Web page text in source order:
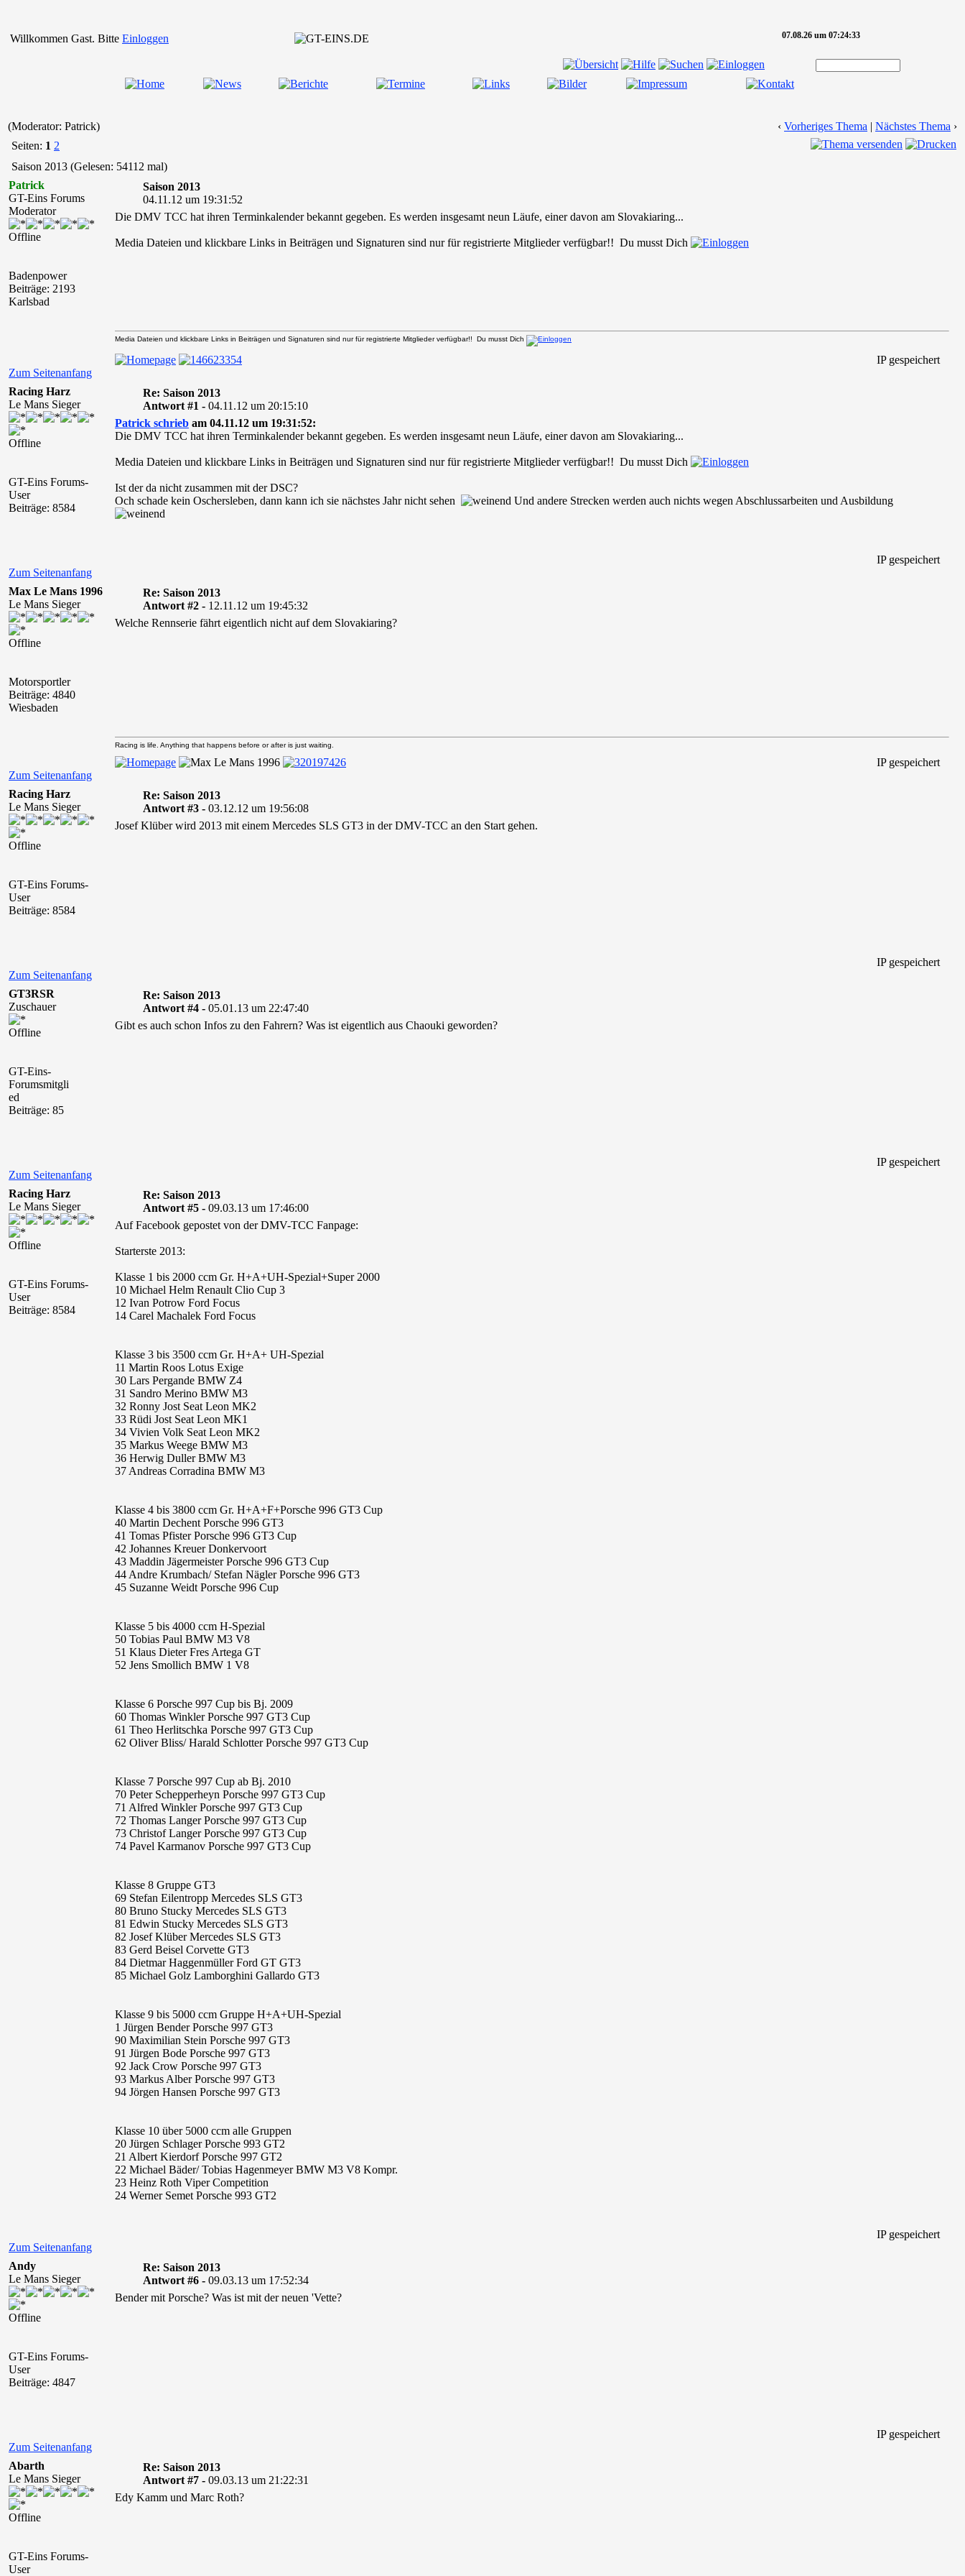
Willkommen Gast. Bitte Einloggen 07.08.26 um 07:24:33
(Moderator: Patrick) ‹ Vorheriges Thema | Nächstes Thema ›
Seiten: 1 2
Saison 2013 (Gelesen: 54112 mal)
Patrick
GT-Eins Forums
Moderator
Offline
Badenpower
Beiträge: 2193
Karlsbad
Saison 2013
04.11.12 um 19:31:52
Die DMV TCC hat ihren Terminkalender bekannt gegeben. Es werden insgesamt neun Läufe, einer davon am Slovakiaring...
Media Dateien und klickbare Links in Beiträgen und Signaturen sind nur für registrierte Mitglieder verfügbar!! Du musst Dich
Zum Seitenanfang
Media Dateien und klickbare Links in Beiträgen und Signaturen sind nur für registrierte Mitglieder verfügbar!! Du musst Dich
IP gespeichert
Racing Harz
Le Mans Sieger
Offline
GT-Eins Forums-
User
Beiträge: 8584
Re: Saison 2013
Antwort #1 - 04.11.12 um 20:15:10
Patrick schrieb am 04.11.12 um 19:31:52:
Die DMV TCC hat ihren Terminkalender bekannt gegeben. Es werden insgesamt neun Läufe, einer davon am Slovakiaring...
Media Dateien und klickbare Links in Beiträgen und Signaturen sind nur für registrierte Mitglieder verfügbar!! Du musst Dich
Ist der da nicht zusammen mit der DSC?
Och schade kein Oschersleben, dann kann ich sie nächstes Jahr nicht sehen
Und andere Strecken werden auch nichts wegen Abschlussarbeiten und Ausbildung
Zum Seitenanfang
IP gespeichert
Max Le Mans 1996
Le Mans Sieger
Offline
Motorsportler
Beiträge: 4840
Wiesbaden
Re: Saison 2013
Antwort #2 - 12.11.12 um 19:45:32
Welche Rennserie fährt eigentlich nicht auf dem Slovakiaring?
Zum Seitenanfang
Racing is life. Anything that happens before or after is just waiting.
IP gespeichert
Racing Harz
Le Mans Sieger
Offline
GT-Eins Forums-
User
Beiträge: 8584
Re: Saison 2013
Antwort #3 - 03.12.12 um 19:56:08
Josef Klüber wird 2013 mit einem Mercedes SLS GT3 in der DMV-TCC an den Start gehen.
Zum Seitenanfang
IP gespeichert
GT3RSR
Zuschauer
Offline
GT-Eins-
Forumsmitgli
ed
Beiträge: 85
Re: Saison 2013
Antwort #4 - 05.01.13 um 22:47:40
Gibt es auch schon Infos zu den Fahrern? Was ist eigentlich aus Chaouki geworden?
Zum Seitenanfang
IP gespeichert
Racing Harz
Le Mans Sieger
Offline
GT-Eins Forums-
User
Beiträge: 8584
Re: Saison 2013
Antwort #5 - 09.03.13 um 17:46:00
Auf Facebook gepostet von der DMV-TCC Fanpage:
Starterste 2013:
Klasse 1 bis 2000 ccm Gr. H+A+UH-Spezial+Super 2000
10 Michael Helm Renault Clio Cup 3
12 Ivan Potrow Ford Focus
14 Carel Machalek Ford Focus
Klasse 3 bis 3500 ccm Gr. H+A+ UH-Spezial
11 Martin Roos Lotus Exige
30 Lars Pergande BMW Z4
31 Sandro Merino BMW M3
32 Ronny Jost Seat Leon MK2
33 Rüdi Jost Seat Leon MK1
34 Vivien Volk Seat Leon MK2
35 Markus Weege BMW M3
36 Herwig Duller BMW M3
37 Andreas Corradina BMW M3
Klasse 4 bis 3800 ccm Gr. H+A+F+Porsche 996 GT3 Cup
40 Martin Dechent Porsche 996 GT3
41 Tomas Pfister Porsche 996 GT3 Cup
42 Johannes Kreuer Donkervoort
43 Maddin Jägermeister Porsche 996 GT3 Cup
44 Andre Krumbach/ Stefan Nägler Porsche 996 GT3
45 Suzanne Weidt Porsche 996 Cup
Klasse 5 bis 4000 ccm H-Spezial
50 Tobias Paul BMW M3 V8
51 Klaus Dieter Fres Artega GT
52 Jens Smollich BMW 1 V8
Klasse 6 Porsche 997 Cup bis Bj. 2009
60 Thomas Winkler Porsche 997 GT3 Cup
61 Theo Herlitschka Porsche 997 GT3 Cup
62 Oliver Bliss/ Harald Schlotter Porsche 997 GT3 Cup
Klasse 7 Porsche 997 Cup ab Bj. 2010
70 Peter Schepperheyn Porsche 997 GT3 Cup
71 Alfred Winkler Porsche 997 GT3 Cup
72 Thomas Langer Porsche 997 GT3 Cup
73 Christof Langer Porsche 997 GT3 Cup
74 Pavel Karmanov Porsche 997 GT3 Cup
Klasse 8 Gruppe GT3
69 Stefan Eilentropp Mercedes SLS GT3
80 Bruno Stucky Mercedes SLS GT3
81 Edwin Stucky Mercedes SLS GT3
82 Josef Klüber Mercedes SLS GT3
83 Gerd Beisel Corvette GT3
84 Dietmar Haggenmüller Ford GT GT3
85 Michael Golz Lamborghini Gallardo GT3
Klasse 9 bis 5000 ccm Gruppe H+A+UH-Spezial
1 Jürgen Bender Porsche 997 GT3
90 Maximilian Stein Porsche 997 GT3
91 Jürgen Bode Porsche 997 GT3
92 Jack Crow Porsche 997 GT3
93 Markus Alber Porsche 997 GT3
94 Jörgen Hansen Porsche 997 GT3
Klasse 10 über 5000 ccm alle Gruppen
20 Jürgen Schlager Porsche 993 GT2
21 Albert Kierdorf Porsche 997 GT2
22 Michael Bäder/ Tobias Hagenmeyer BMW M3 V8 Kompr.
23 Heinz Roth Viper Competition
24 Werner Semet Porsche 993 GT2
Zum Seitenanfang
IP gespeichert
Andy
Le Mans Sieger
Offline
GT-Eins Forums-
User
Beiträge: 4847
Re: Saison 2013
Antwort #6 - 09.03.13 um 17:52:34
Bender mit Porsche? Was ist mit der neuen 'Vette?
Zum Seitenanfang
IP gespeichert
Abarth
Le Mans Sieger
Offline
GT-Eins Forums-
User
Re: Saison 2013
Antwort #7 - 09.03.13 um 21:22:31
Edy Kamm und Marc Roth?